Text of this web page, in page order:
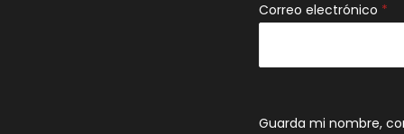
Correo electrónico *
Guarda mi nombre,